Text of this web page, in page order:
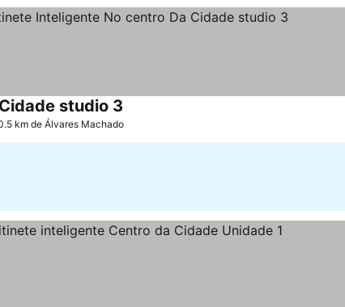
studio 3
km de Álvares Machado